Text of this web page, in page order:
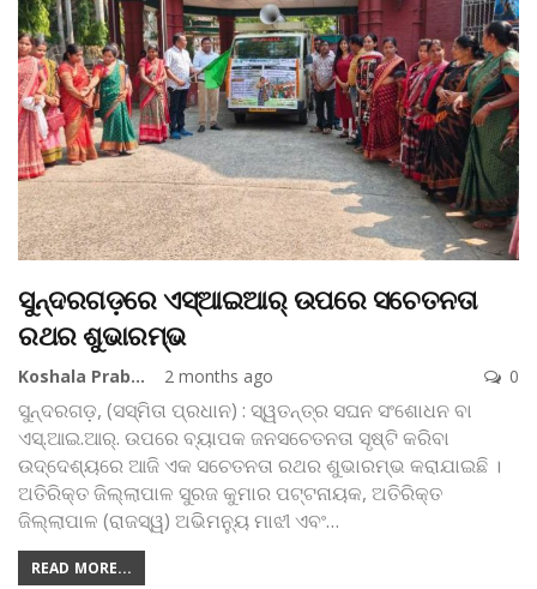
ସୁନ୍ଦରଗଡ଼ରେ ଏସ୍‌ଆଇଆର୍ ଉପରେ ସଚେତନତା
ରଥର ଶୁଭାରମ୍ଭ
Koshala Prabaha 2 months ago 0
ସୁନ୍ଦରଗଡ଼, (ସସ୍ମିତା ପ୍ରଧାନ) : ସ୍ୱତନ୍ତ୍ର ସଘନ ସଂଶୋଧନ ବା
ଏସ୍.ଆଇ.ଆର୍. ଉପରେ ବ୍ୟାପକ ଜନସଚେତନତା ସୃଷ୍ଟି କରିବା
ଉଦ୍ଦେଶ୍ୟରେ ଆଜି ଏକ ସଚେତନତା ରଥର ଶୁଭାରମ୍ଭ କରାଯାଇଛି ।
ଅତିରିକ୍ତ ଜିଲ୍ଲାପାଳ ସୁରଜ କୁମାର ପଟ୍ଟନାୟକ, ଅତିରିକ୍ତ
ଜିଲ୍ଲାପାଳ (ରାଜସ୍ୱ) ଅଭିମନ୍ୟୁ ମାଝୀ ଏବଂ…
READ MORE...